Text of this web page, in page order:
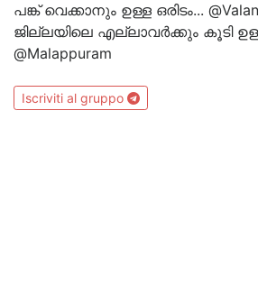
പങ്ക് വെക്കാനും ഉള്ള ഒരിടം...
ജില്ലയിലെ എല്ലാവര്‍ക്കും കൂടി
@Malappuram
Iscriviti al gruppo